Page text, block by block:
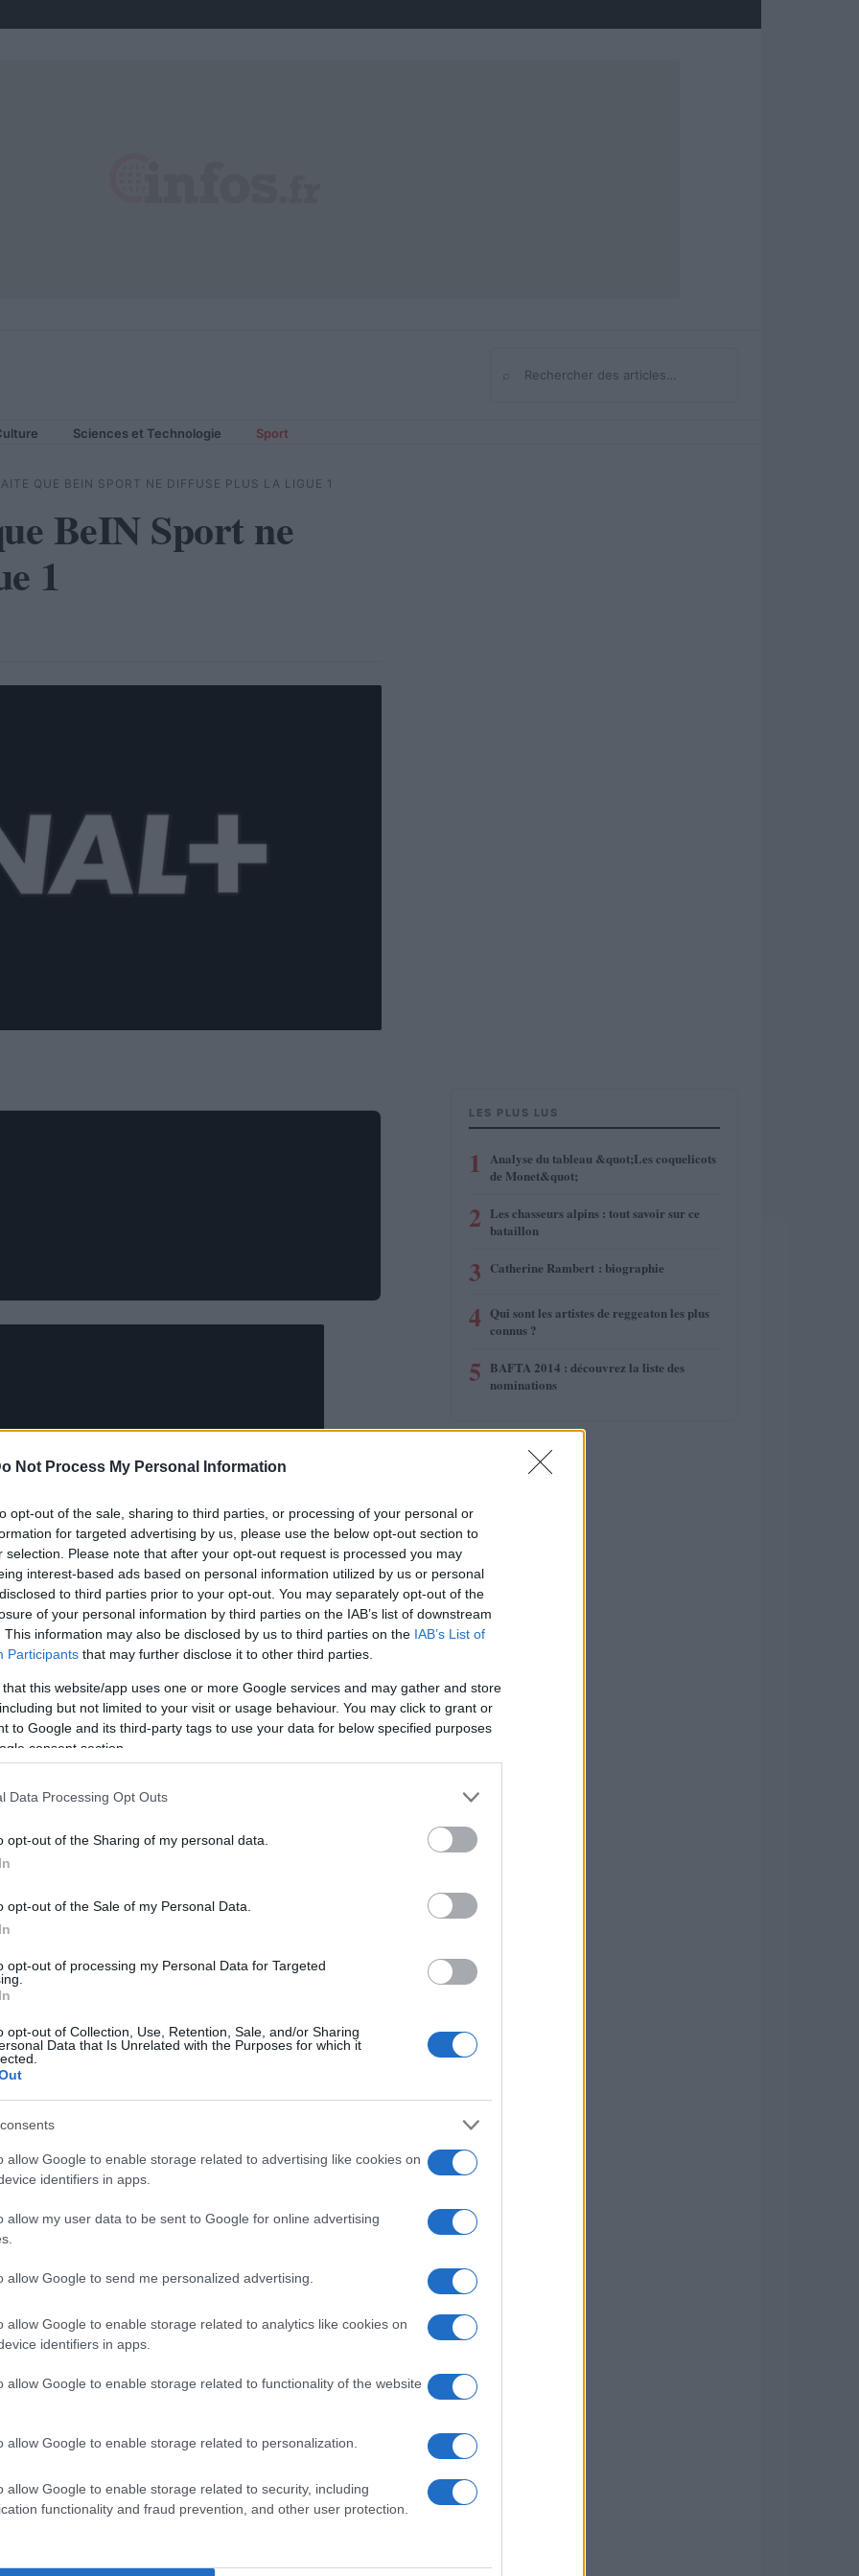
Not Process My Personal Information
opt-out of the sale, sharing to third parties, or processing of your personal or
for targeted advertising by us, please use the below opt-out section to
selection. Please note that after your opt-out request is processed you may
interest-based ads based on personal information utilized by us or personal
to third parties prior to your opt-out. You may separately opt-out of the
of your personal information by third parties on the IAB’s list of downstream
This information may also be disclosed by us to third parties on the IAB’s List of
Participants that may further disclose it to other third parties.
that this website/app uses one or more Google services and may gather and store
but not limited to your visit or usage behaviour. You may click to grant or
to Google and its third-party tags to use your data for below specified purposes
consent section.
Data Processing Opt Outs
opt-out of the Sharing of my personal data.
opt-out of the Sale of my Personal Data.
opt-out of processing my Personal Data for Targeted
opt-out of Collection, Use, Retention, Sale, and/or Sharing
Data that Is Unrelated with the Purposes for which it
allow Google to enable storage related to advertising like cookies on
identifiers in apps.
allow my user data to be sent to Google for online advertising
allow Google to send me personalized advertising.
allow Google to enable storage related to analytics like cookies on
identifiers in apps.
allow Google to enable storage related to functionality of the website
allow Google to enable storage related to personalization.
allow Google to enable storage related to security, including
functionality and fraud prevention, and other user protection.
Rechercher
Sciences et Technologie Sport
QUE BEIN SPORT NE DIFFUSE PLUS LA LIGUE 1
BeIN Sport ne
1
publics, Canal + demande à ce que la chaîne
appel d’offres de diffusion du championnat
aux diffuseurs intéressés de mettre le
Ligue 1. Mais la chaîne cryptée, par le biais d’un
Les Echos, ne veut pas que BeIN Sport s’immisce
Sport prenne part à l’appel d’offres car le Qatar
des droits audiovisuels de la Ligue 1″en étant le
Dénonçant un conflit d’intérêt, Canal +
à vendre le club parisien. Cette saison, BeIN
les rencontres du samedi soir (20h) et
+ ne propose à ses abonnés que la partie du samedi
prime time (21h).
LES PLUS LUS
1 Analyse du tableau &quot;Les coquelicots
de Monet&quot;
2 Les chasseurs alpins : tout savoir sur ce
bataillon
3 Catherine Rambert : biographie
4 Qui sont les artistes de reggeaton les plus
connus ?
5 BAFTA 2014 : découvrez la liste des
nominations